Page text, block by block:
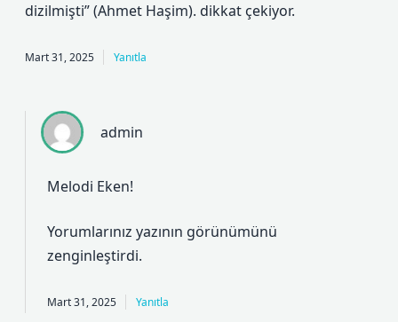
dizilmişti” (Ahmet Haşim). dikkat çekiyor.
Mart 31, 2025 Yanıtla
admin
Melodi Eken!
Yorumlarınız yazının görünümünü
zenginleştirdi.
Mart 31, 2025 Yanıtla